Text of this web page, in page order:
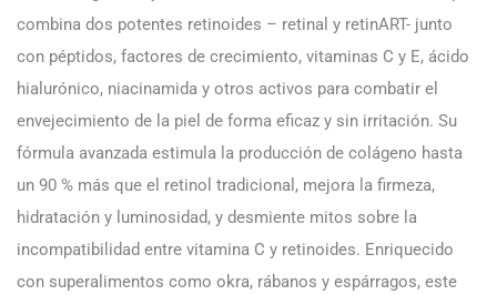
combina dos potentes retinoides – retinal y retinART- junto
con péptidos, factores de crecimiento, vitaminas C y E, ácido
hialurónico, niacinamida y otros activos para combatir el
envejecimiento de la piel de forma eficaz y sin irritación. Su
fórmula avanzada estimula la producción de colágeno hasta
un 90 % más que el retinol tradicional, mejora la firmeza,
hidratación y luminosidad, y desmiente mitos sobre la
incompatibilidad entre vitamina C y retinoides. Enriquecido
con superalimentos como okra, rábanos y espárragos, este